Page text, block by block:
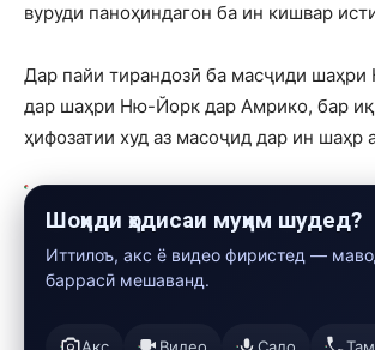
вуруди паноҳиндагон ба ин кишвар
Дар пайи тирандозӣ ба масҷиди шаҳри
дар шаҳри Ню-Йорк дар Амрико, бар
ҳифозатии худ аз масоҷид дар ин шаҳр
Шоҳиди ҳодисаи муҳим шудед?
Иттилоъ, акс ё видео фиристед —
баррасӣ мешаванд.